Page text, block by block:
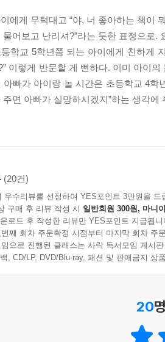
에게 무턱대고 “야, 너 좋아하는 책이
물어보고 난리셔?”라는 듯한 표정으로
학교 5학년쯤 되는 아이에게 친하게
이렇게 반문할 게 뻔하다. 이미 아이
아빠가 아이랑 놀 시간은 초등학교 4
주면 아빠가 실망하시겠지”하는 생각에
지만(맞벌이 부부는 제외하고), 아이
최고의 권력자라도, 아무리 유명해도
와 얼마나 많이, 얼마나 재미있게 놀아 주
게 중요할 뿐이다.
와 함께 놀아 주고 싶은 아빠들을 위
빠들, 원래부터 노는 걸 잘 못하는 아빠
(20건)
우수리뷰를 선정하여 YES포인트 3만원을 드
구매 후 리뷰 작성 시 일반회원 300원, 마니
로드 후 작성한 리뷰만 YES포인트 지급됩니
째 회차 주문확정 시점부터 마지막 회차 주
으로 진행된 클래스는 사락 독서모임 게시
, CD/LP, DVD/Blu-ray, 패션 및 판매금지 상
20